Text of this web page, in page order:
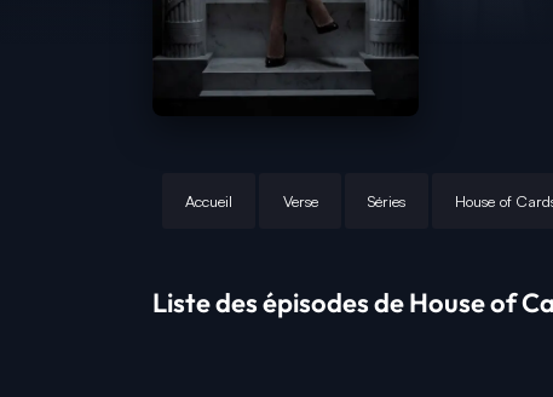
Accueil Verse Séries House of
Liste des épisodes de House of